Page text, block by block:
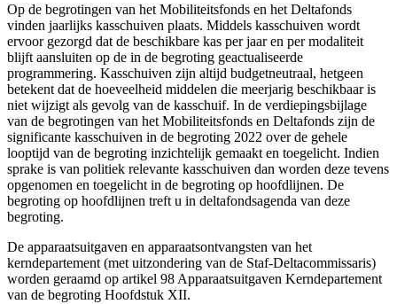
Op de begrotingen van het Mobiliteitsfonds en het Deltafonds
vinden jaarlijks kasschuiven plaats. Middels kasschuiven wordt
ervoor gezorgd dat de beschikbare kas per jaar en per modaliteit
blijft aansluiten op de in de begroting geactualiseerde
programmering. Kasschuiven zijn altijd budgetneutraal, hetgeen
betekent dat de hoeveelheid middelen die meerjarig beschikbaar is
niet wijzigt als gevolg van de kasschuif. In de verdiepingsbijlage
van de begrotingen van het Mobiliteitsfonds en Deltafonds zijn de
significante kasschuiven in de begroting 2022 over de gehele
looptijd van de begroting inzichtelijk gemaakt en toegelicht. Indien
sprake is van politiek relevante kasschuiven dan worden deze tevens
opgenomen en toegelicht in de begroting op hoofdlijnen. De
begroting op hoofdlijnen treft u in deltafondsagenda van deze
begroting.
De apparaatsuitgaven en apparaatsontvangsten van het
kerndepartement (met uitzondering van de Staf-Deltacommissaris)
worden geraamd op artikel 98 Apparaatsuitgaven Kerndepartement
van de begroting Hoofdstuk XII.